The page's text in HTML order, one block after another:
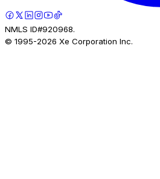
NMLS ID#920968.
© 1995-2026 Xe Corporation Inc.